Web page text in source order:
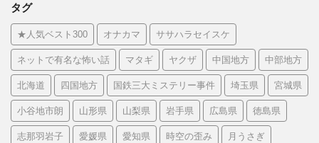
タグ
★人気ベスト300 オナカマ ササハラセイスケ
ネットで有名な怖い話 マタギ ヤクザ 中国地方 中部地方
北海道 四国地方 国鉄三大ミステリー事件 埼玉県 宮城県
小谷地市朗 山形県 山梨県 岩手県 広島県 徳島県
志那羽岩子 愛媛県 愛知県 時空の歪み 月うさぎ